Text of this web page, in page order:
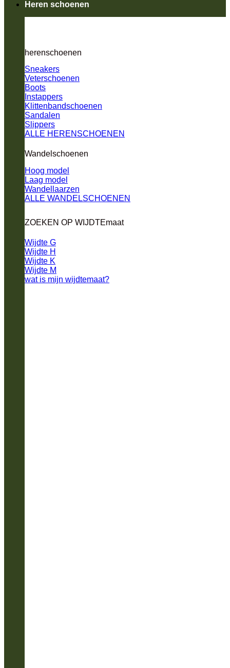
Heren schoenen
herenschoenen
Sneakers
Veterschoenen
Boots
Instappers
Klittenbandschoenen
Sandalen
Slippers
ALLE HERENSCHOENEN
Wandelschoenen
Hoog model
Laag model
Wandellaarzen
ALLE WANDELSCHOENEN
ZOEKEN OP WIJDTEmaat
Wijdte G
Wijdte H
Wijdte K
Wijdte M
wat is mijn wijdtemaat?